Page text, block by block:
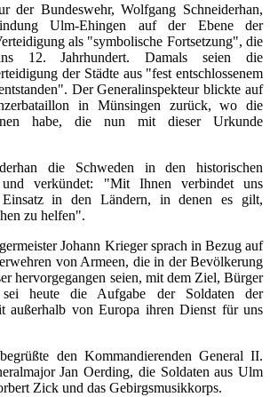
der Bundeswehr, Wolfgang Schneiderhan,
Ulm-Ehingen auf der Ebene der
als "symbolische Fortsetzung", die
12. Jahrhundert. Damals seien die
der Städte aus "fest entschlossenem
Der Generalinspekteur blickte auf
in Münsingen zurück, wo die
habe, die nun mit dieser Urkunde
die Schweden in den historischen
verkündet: "Mit Ihnen verbindet uns
Einsatz in den Ländern, in denen es gilt,
zu helfen".
Johann Krieger sprach in Bezug auf
von Armeen, die in der Bevölkerung
hervorgegangen seien, mit dem Ziel, Bürger
heute die Aufgabe der Soldaten der
außerhalb von Europa ihren Dienst für uns
den Kommandierenden General II.
Jan Oerding, die Soldaten aus Ulm
Zick und das Gebirgsmusikkorps.